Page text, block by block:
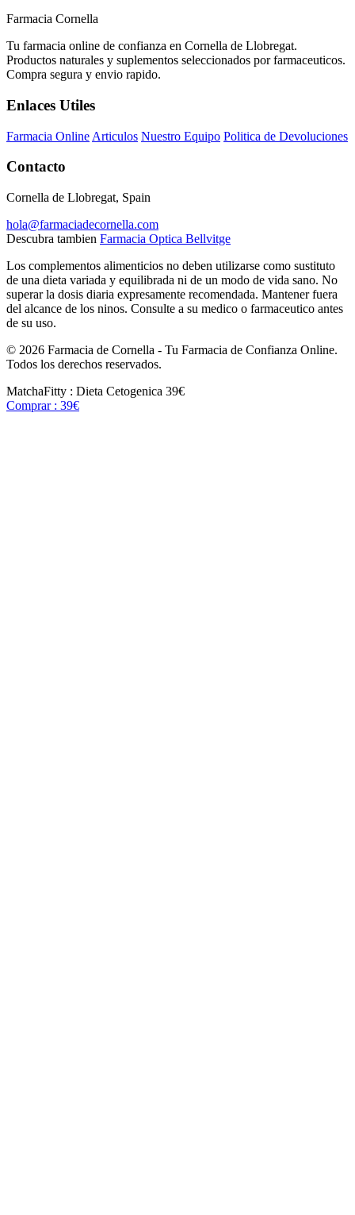
Farmacia Cornella
Tu farmacia online de confianza en Cornella de Llobregat.
Productos naturales y suplementos seleccionados por farmaceuticos.
Compra segura y envio rapido.
Enlaces Utiles
Farmacia Online Articulos Nuestro Equipo Politica de Devoluciones
Contacto
Cornella de Llobregat, Spain
hola@farmaciadecornella.com
Descubra tambien Farmacia Optica Bellvitge
Los complementos alimenticios no deben utilizarse como sustituto
de una dieta variada y equilibrada ni de un modo de vida sano. No
superar la dosis diaria expresamente recomendada. Mantener fuera
del alcance de los ninos. Consulte a su medico o farmaceutico antes
de su uso.
© 2026 Farmacia de Cornella - Tu Farmacia de Confianza Online.
Todos los derechos reservados.
MatchaFitty : Dieta Cetogenica 39€
Comprar : 39€